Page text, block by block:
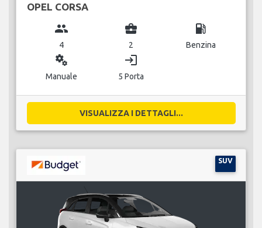
OPEL CORSA
group
4
business_center
2
local_gas_station
Benzina
miscellaneous_services
Manuale
login
5 Porta
VISUALIZZA I DETTAGLI...
SUV